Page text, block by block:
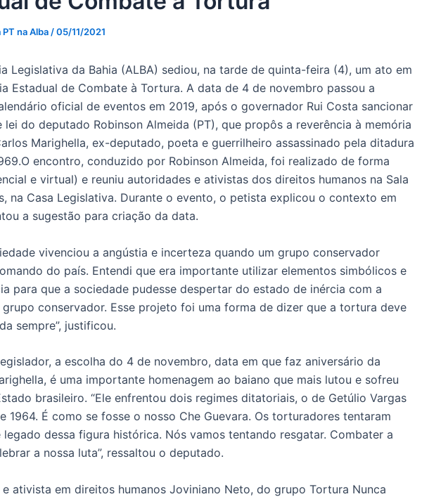
na Alba /05/11/2021
Legislativa da Bahia (ALBA) sediou, na tarde de quinta-feira (4), um ato em
Estadual de Combate à Tortura. A data de 4 de novembro passou a
oficial de eventos em 2019, após o governador Rui Costa sancionar
do deputado Robinson Almeida (PT), que propôs a reverência à memória
Marighella, ex-deputado, poeta e guerrilheiro assassinado pela ditadura
encontro, conduzido por Robinson Almeida, foi realizado de forma
e virtual) e reuniu autoridades e ativistas dos direitos humanos na Sala
na Casa Legislativa. Durante o evento, o petista explicou o contexto em
a sugestão para criação da data.
vivenciou a angústia e incerteza quando um grupo conservador
do país. Entendi que era importante utilizar elementos simbólicos e
para que a sociedade pudesse despertar do estado de inércia com a
conservador. Esse projeto foi uma forma de dizer que a tortura deve
sempre”, justificou.
a escolha do 4 de novembro, data em que faz aniversário da
é uma importante homenagem ao baiano que mais lutou e sofreu
brasileiro. “Ele enfrentou dois regimes ditatoriais, o de Getúlio Vargas
1964. É como se fosse o nosso Che Guevara. Os torturadores tentaram
legado dessa figura histórica. Nós vamos tentando resgatar. Combater a
a nossa luta”, ressaltou o deputado.
ativista em direitos humanos Joviniano Neto, do grupo Tortura Nunca